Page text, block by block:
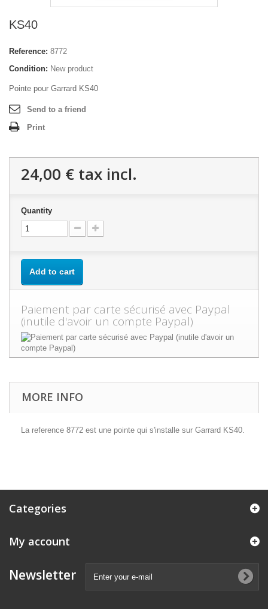
KS40
Reference: 8772
Condition: New product
Pointe pour Garrard KS40
Send to a friend
Print
24,00 € tax incl.
Quantity
Add to cart
Paiement par carte sécurisé avec Paypal
(inutile d'avoir un compte Paypal)
MORE INFO
La reference 8772 est une pointe qui s'installe sur Garrard KS40.
Categories
My account
Newsletter